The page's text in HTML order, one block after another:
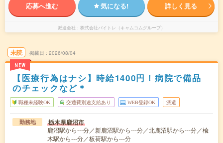
応募へ進む 気になる! 詳しく見る
派遣会社 株式会社バイトレ（キャムコムグループ）
未読
NEW
掲載日 2026/08/04
【医療行為はナシ】時給1400円！病院で備品
のチェックなど＊
職種未経験OK 交通費別途支給あり WEB登録OK 派遣
勤務地 栃木県鹿沼市
鹿沼駅から---分／新鹿沼駅から---分／北鹿沼駅から---分／楡
木駅から---分／板荷駅から---分